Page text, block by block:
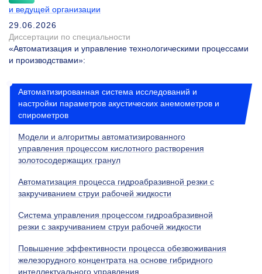
и ведущей организации
29.06.2026
Диссертации по специальности
«Автоматизация и управление технологическими процессами
и производствами»:
Автоматизированная система исследований и
настройки параметров акустических анемометров и
спирометров
Модели и алгоритмы автоматизированного
управления процессом кислотного растворения
золотосодержащих гранул
Автоматизация процесса гидроабразивной резки с
закручиванием струи рабочей жидкости
Система управления процессом гидроабразивной
резки с закручиванием струи рабочей жидкости
Повышение эффективности процесса обезвоживания
железорудного концентрата на основе гибридного
интеллектуального управления